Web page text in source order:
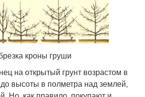
кроны груши
на открытый грунт возрастом в
высоты в полметра над землей,